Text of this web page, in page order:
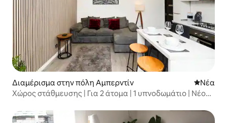
Διαμέρισμα στην πόλη Αμπερντίν Νέος
Νέα
Χώρος στάθμευσης | Για 2 άτομα | 1 υπνοδωμάτιο | Νέος